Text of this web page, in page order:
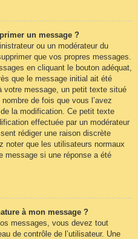
un message ?
ou un modérateur du
que vos propres messages.
en cliquant le bouton adéquat,
que le message initial ait été
votre message, un petit texte situé
de fois que vous l’avez
la modification. Ce petit texte
effectuée par un modérateur
rédiger une raison discrète
noter que les utilisateurs normaux
message si une réponse a été
à mon message ?
messages, vous devez tout
de contrôle de l’utilisateur. Une